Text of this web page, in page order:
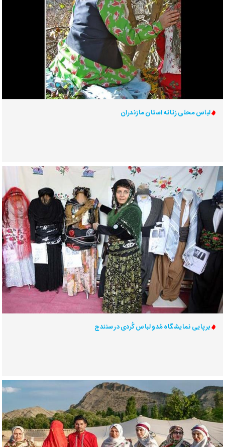
لباس محلی زنانه استان مازندران
برپایی نمایشگاه مُد و لباس کُردی در سنندج